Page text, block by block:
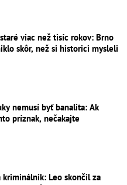
viac než tisíc rokov: Brno
skôr, než si historici mysleli
nemusí byť banalita: Ak
príznak, nečakajte
kriminálnik: Leo skončil za